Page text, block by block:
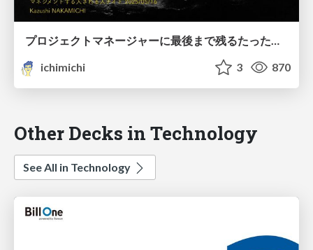
プロジェクトマネージャーに最後まで残るたった一つの仕事は交渉
ichimichi
3 870
Other Decks in Technology
See All in Technology